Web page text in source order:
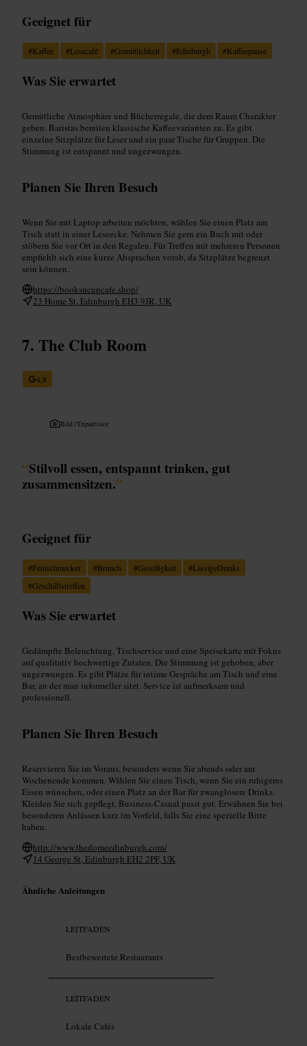
Geeignet für
#Kaffee #Lesecafé #Gemütlichkeit #Edinburgh #Kaffeepause
Was Sie erwartet
Gemütliche Atmosphäre und Bücherregale, die dem Raum Charakter
geben. Baristas bereiten klassische Kaffeevarianten zu. Es gibt
einzelne Sitzplätze für Leser und ein paar Tische für Gruppen. Die
Stimmung ist entspannt und ungezwungen.
Planen Sie Ihren Besuch
Wenn Sie mit Laptop arbeiten möchten, wählen Sie einen Platz am
Tisch statt in einer Leseecke. Nehmen Sie gern ein Buch mit oder
stöbern Sie vor Ort in den Regalen. Für Treffen mit mehreren Personen
empfiehlt sich eine kurze Absprachen vorab, da Sitzplätze begrenzt
sein können.
https://booksncupcafe.shop/
23 Home St, Edinburgh EH3 9JR, UK
The Club Room
4,8
Bild /Tripadvisor
“Stilvoll essen, entspannt trinken, gut
zusammensitzen.”
Geeignet für
#Feinschmecker #Brunch #Geselligkeit #LässigeDrinks
#Geschäftstreffen
Was Sie erwartet
Gedämpfte Beleuchtung, Tischservice und eine Speisekarte mit Fokus
auf qualitativ hochwertige Zutaten. Die Stimmung ist gehoben, aber
ungezwungen. Es gibt Plätze für intime Gespräche am Tisch und eine
Bar, an der man informeller sitzt. Service ist aufmerksam und
professionell.
Planen Sie Ihren Besuch
Reservieren Sie im Voraus, besonders wenn Sie abends oder am
Wochenende kommen. Wählen Sie einen Tisch, wenn Sie ein ruhigeres
Essen wünschen, oder einen Platz an der Bar für zwanglosere Drinks.
Kleiden Sie sich gepflegt, Business-Casual passt gut. Erwähnen Sie bei
besonderen Anlässen kurz im Vorfeld, falls Sie eine spezielle Bitte
haben.
http://www.thedomeedinburgh.com/
14 George St, Edinburgh EH2 2PF, UK
Ähnliche Anleitungen
LEITFADEN
Bestbewertete Restaurants
LEITFADEN
Lokale Cafés